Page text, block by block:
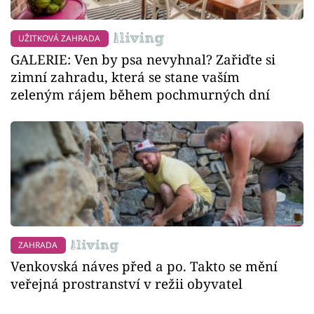
UŽITKOVÁ ZAHRADA
GALERIE: Ven by psa nevyhnal? Zařiďte si
zimní zahradu, která se stane vaším
zeleným rájem během pochmurných dní
ZAHRADA
Venkovská náves před a po. Takto se mění
veřejná prostranství v režii obyvatel